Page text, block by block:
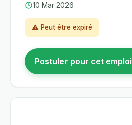
10 Mar 2026
⚠ Peut être expiré
Postuler pour cet emploi